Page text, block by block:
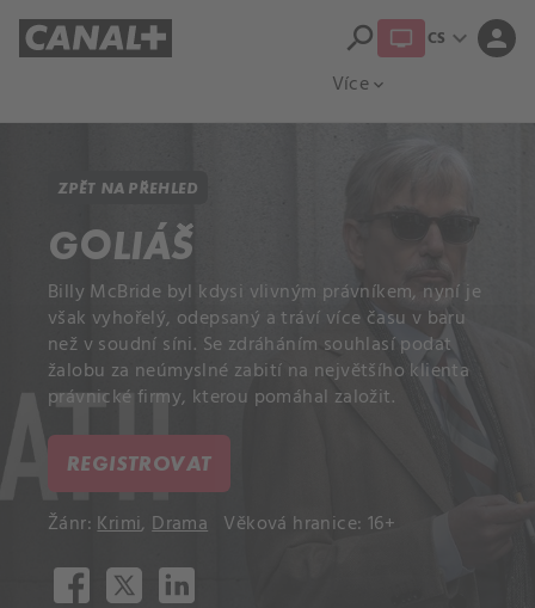
Více expand_more
search CS expand_more person
ZPĚT NA PŘEHLED
GOLIÁŠ
Billy McBride byl kdysi vlivným právníkem, nyní je
však vyhořelý, odepsaný a tráví více času v baru
než v soudní síni. Se zdráháním souhlasí podat
žalobu za neúmyslné zabití na největšího klienta
právnické firmy, kterou pomáhal založit.
REGISTROVAT
Žánr:Krimi,Drama Věková hranice: 16+